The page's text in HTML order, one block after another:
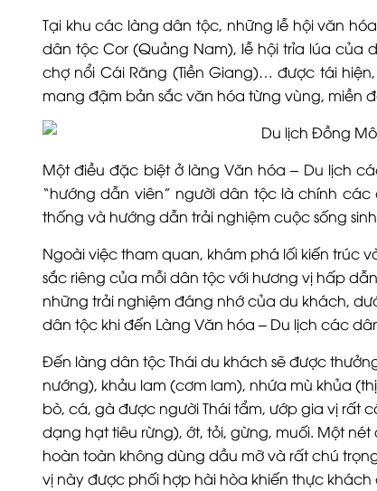
Tại khu các làng dân tộc, những lễ hội văn
dân tộc Cor (Quảng Nam), lễ hội trỉa lúa của
chợ nổi Cái Răng (Tiền Giang)… được tái
mang đậm bản sắc văn hóa từng vùng, miền
Một điều đặc biệt ở làng Văn hóa – Du lịch
“hướng dẫn viên” người dân tộc là chính
thống và hướng dẫn trải nghiệm cuộc sống
Ngoài việc tham quan, khám phá lối kiến trúc
sắc riêng của mỗi dân tộc với hương vị hấp
những trải nghiệm đáng nhớ của du khách,
dân tộc khi đến Làng Văn hóa – Du lịch các
Đến làng dân tộc Thái du khách sẽ được
nướng), khảu lam (cơm lam), nhứa mù khủa
bò, cá, gà được người Thái tẩm, ướp gia vị rất
dạng hạt tiêu rừng), ớt, tỏi, gừng, muối. Một
hoàn toàn không dùng dầu mỡ và rất chú
vị này được phối hợp hài hòa khiến thực